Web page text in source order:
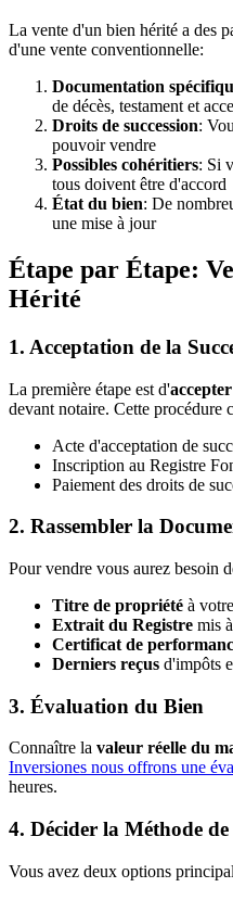
La vente d'un bien hérité a des
d'une vente conventionnelle:
Documentation
de décès, testament et
Droits de succession:
pouvoir vendre
Possibles cohéritiers: Si
tous doivent être d'accord
État du bien: De
une mise à jour
Étape par Étape:
Hérité
1. Acceptation de la
La première étape est d'
devant notaire. Cette procédure
Acte d'acceptation de
Inscription au Registre
Paiement des droits de
2. Rassembler la
Pour vendre vous aurez besoin
Titre de propriété à
Extrait du Registre mis
Certificat de
Derniers reçus d'impôts
3. Évaluation du Bien
Connaître la valeur réelle du
Inversiones nous offrons une
heures.
4. Décider la Méthode de
Vous avez deux options